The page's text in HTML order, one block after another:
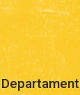
Departament